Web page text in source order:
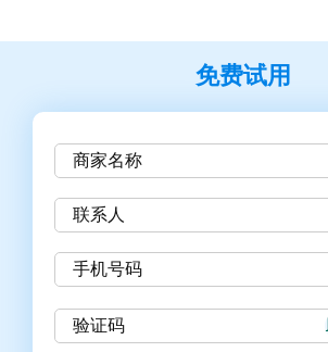
免费试用